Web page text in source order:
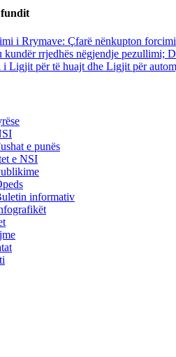
i Rrymave: Çfarë nënkupton
kundër rrjedhës nëgjendje pezullimi;
i Ligjit për të huajt dhe Ligjit për
e punës
e NSI
informativ